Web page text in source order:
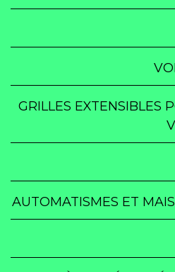
GRILLES EXTENSIBLES
AUTOMATISMES ET